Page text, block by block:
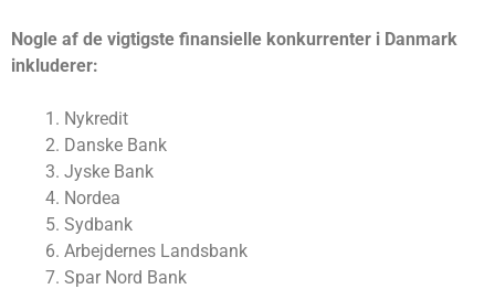
Nogle af de vigtigste finansielle konkurrenter i Danmark
inkluderer:
Nykredit
Danske Bank
Jyske Bank
Nordea
Sydbank
Arbejdernes Landsbank
Spar Nord Bank